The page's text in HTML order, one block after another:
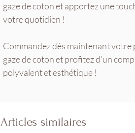
gaze de coton et apportez une
votre quotidien !
Commandez dès maintenant
gaze de coton et profitez d'un
polyvalent et esthétique !
Articles similaires